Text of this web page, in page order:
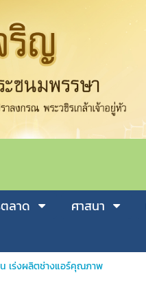
ลาด ศาสนา
เร่งผลิตช่างแอร์คุณภาพ